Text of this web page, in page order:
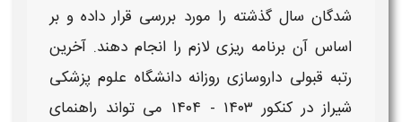
شدگان سال گذشته را مورد بررسی قرار داده و بر
اساس آن برنامه ریزی لازم را انجام دهند. آخرین
رتبه قبولی داروسازیروزانه دانشگاه علوم پزشکی
شیراز در کنکور ۱۴۰۳ - ۱۴۰۴​
می تواند راهنمای